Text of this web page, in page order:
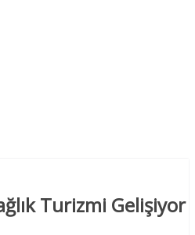
Turizmi Gelişiyor